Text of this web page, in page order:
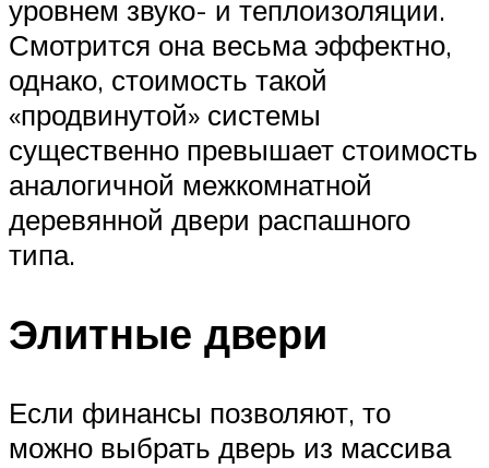
уровнем звуко- и теплоизоляции.
Смотрится она весьма эффектно,
однако, стоимость такой
«продвинутой» системы
существенно превышает стоимость
аналогичной межкомнатной
деревянной двери распашного
типа.
Элитные двери
Если финансы позволяют, то
можно выбрать дверь из массива